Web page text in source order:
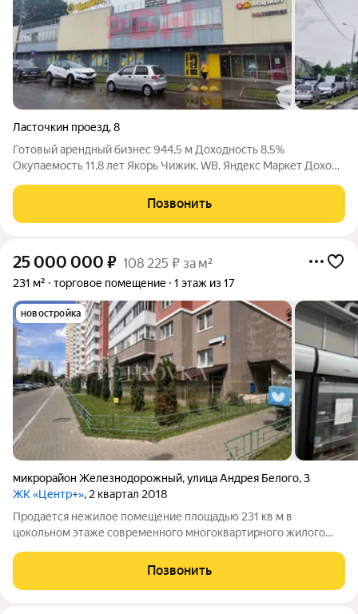
Ласточкин проезд,8
Готовый арендный бизнес 944,5 м Доходность 8,5%
Окупаемость 11,8 лет Якорь Чижик, WB, Яндекс Маркет Доход
Адрес: Ласточкин проезд, д. 8. Отдельно стоящее 2-этажное
здание. Пешая доступность от ж/д
Позвонить
25 000 000 ₽ 108 225 ₽ за м²
231 м² торговое помещение 1 этаж из 17
новостройка
микрорайон Железнодорожный,улица Андрея Белого,3
ЖК «Центр+», 2 квартал 2018
Продается нежилое помещение площадью 231 кв м в
цокольном этаже современного многоквартирного жилого
Балашиха. Помещение предназначено для использования в
качестве предприятия общественного питания.
Позвонить